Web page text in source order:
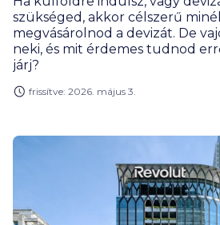
szükséged, akkor célszerű
megvásárolnod a devizát. De
neki, és mit érdemes tudnod
járj?
frissítve: 2026. május 3.